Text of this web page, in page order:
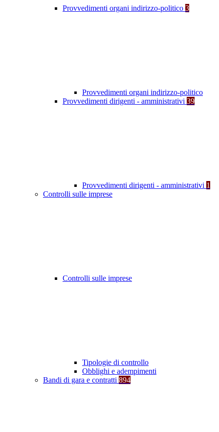
Provvedimenti organi indirizzo-politico 3
Provvedimenti organi indirizzo-politico
Provvedimenti dirigenti - amministrativi 39
Provvedimenti dirigenti - amministrativi 1
Controlli sulle imprese
Controlli sulle imprese
Tipologie di controllo
Obblighi e adempimenti
Bandi di gara e contratti 894